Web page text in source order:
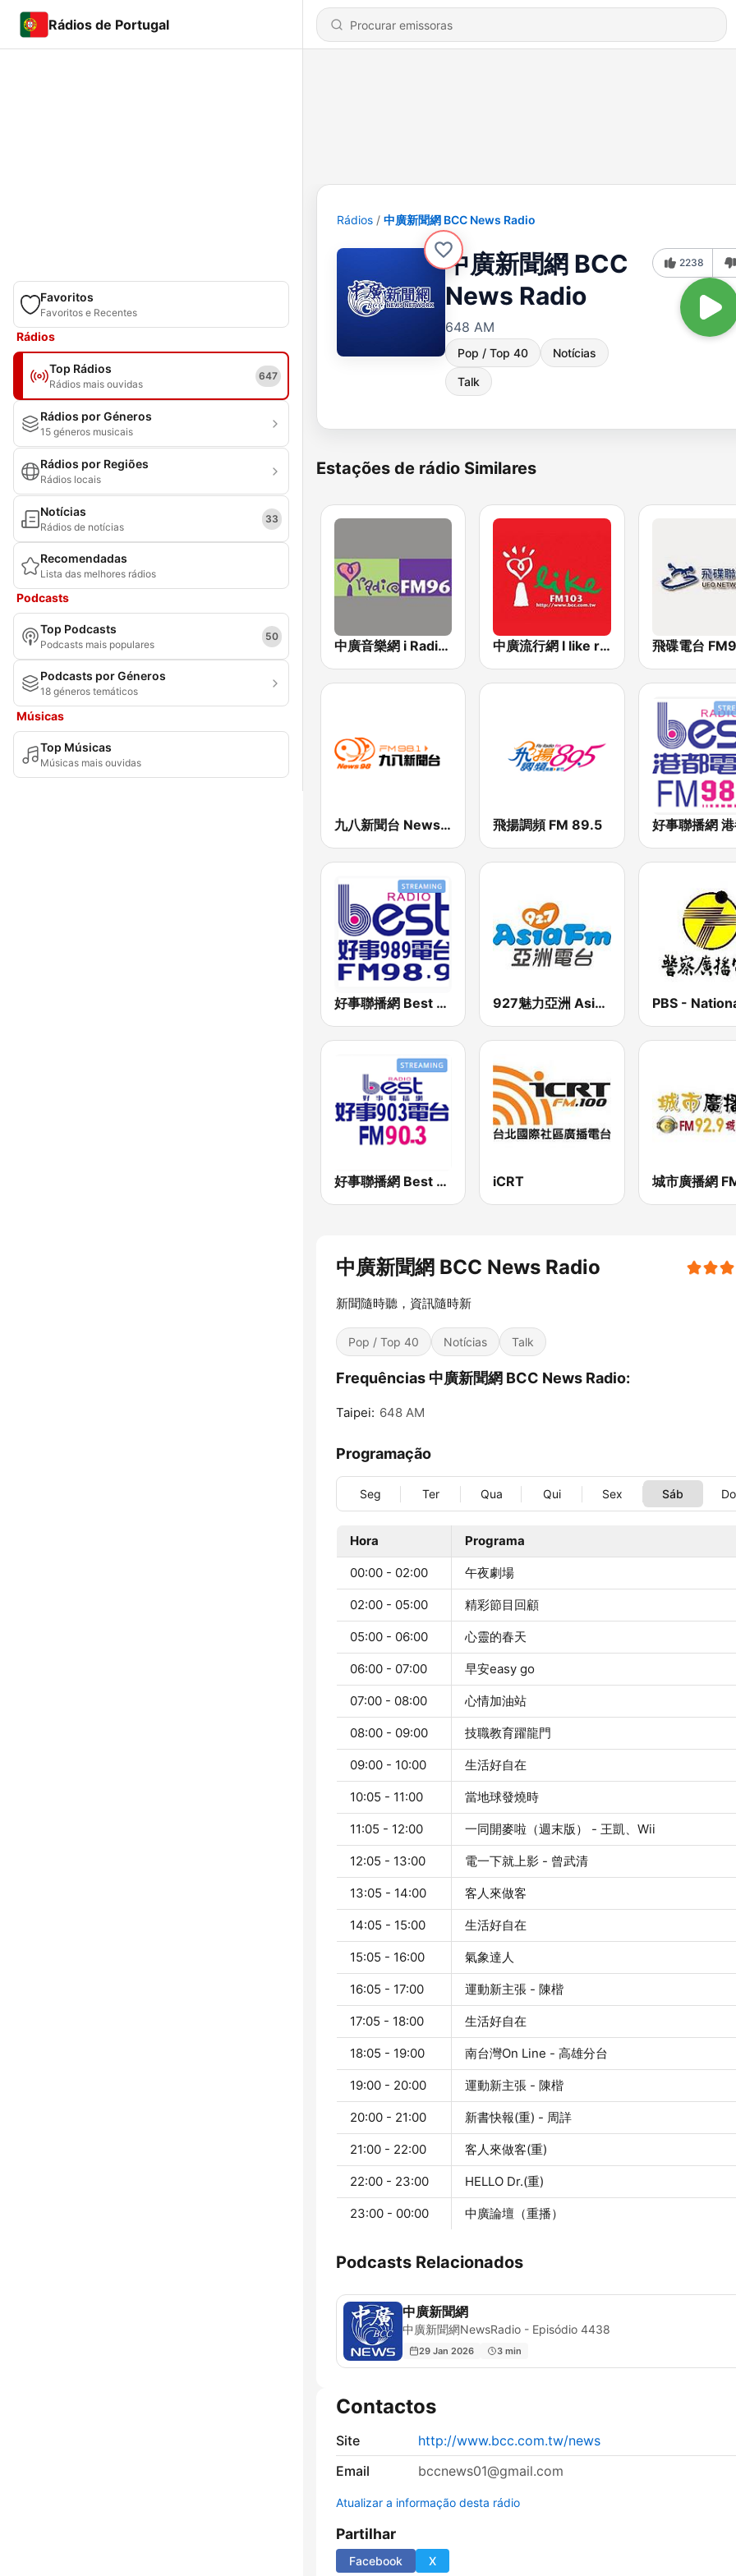
Rádios de Portugal
Favoritos
Favoritos e Recentes
Rádios
Top Rádios
Rádios mais ouvidas
647
Rádios por Géneros
15 géneros musicais
Rádios por Regiões
Rádios locais
Notícias
Rádios de notícias
33
Recomendadas
Lista das melhores rádios
Podcasts
Top Podcasts
Podcasts mais populares
50
Podcasts por Géneros
18 géneros temáticos
Músicas
Top Músicas
Músicas mais ouvidas
Rádios 中廣新聞網 BCC News Radio
中廣新聞網 BCC
News Radio
648 AM
Pop / Top 40 Notícias
Talk
2238
Estações de rádio Similares
中廣音樂網 i Radio FM96.3 中廣流行網 I like radio 飛碟電台
九八新聞台 News98 FM 98.1 飛揚調頻 FM 89.5
好事聯播網 Best Radio FM98.9 927魅力亞洲 Asia FM 亞洲電台
好事聯播網 Best Radio FM90.3 iCRT
中廣新聞網 BCC News Radio
新聞隨時聽，資訊隨時新
Pop / Top 40 Notícias Talk
Frequências 中廣新聞網 BCC News Radio:
Taipei: 648 AM
Programação
Seg Ter Qua Qui Sex Sáb
Hora Programa
00:00 - 02:00 午夜劇場
02:00 - 05:00 精彩節目回顧
05:00 - 06:00 心靈的春天
06:00 - 07:00 早安easy go
07:00 - 08:00 心情加油站
08:00 - 09:00 技職教育躍龍門
09:00 - 10:00 生活好自在
10:05 - 11:00 當地球發燒時
11:05 - 12:00 一同開麥啦（週末版） - 王凱、Wii
12:05 - 13:00 電一下就上影 - 曾武清
13:05 - 14:00 客人來做客
14:05 - 15:00 生活好自在
15:05 - 16:00 氣象達人
16:05 - 17:00 運動新主張 - 陳楷
17:05 - 18:00 生活好自在
18:05 - 19:00 南台灣On Line - 高雄分台
19:00 - 20:00 運動新主張 - 陳楷
20:00 - 21:00 新書快報(重) - 周詳
21:00 - 22:00 客人來做客(重)
22:00 - 23:00 HELLO Dr.(重)
23:00 - 00:00 中廣論壇（重播）
Podcasts Relacionados
中廣新聞網
中廣新聞網NewsRadio - Episódio 4438
29 Jan 2026 3 min
Contactos
Site
http://www.bcc.com.tw/news
Email
bccnews01@gmail.com
Atualizar a informação desta rádio
Partilhar
Facebook X